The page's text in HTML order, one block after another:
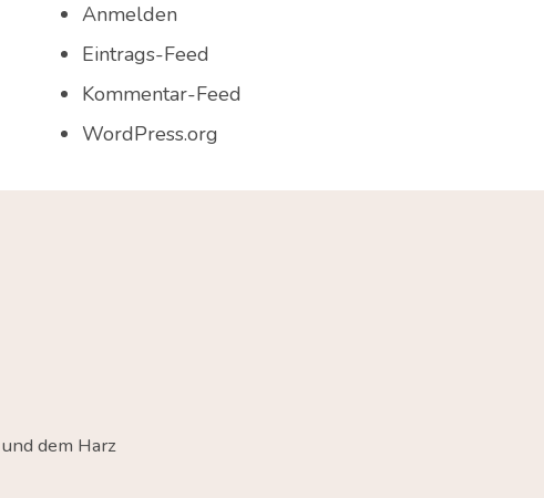
Anmelden
Eintrags-Feed
Kommentar-Feed
WordPress.org
dem Harz